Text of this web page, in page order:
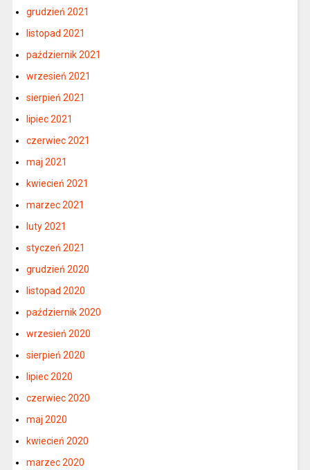
grudzień 2021
listopad 2021
październik 2021
wrzesień 2021
sierpień 2021
lipiec 2021
czerwiec 2021
maj 2021
kwiecień 2021
marzec 2021
luty 2021
styczeń 2021
grudzień 2020
listopad 2020
październik 2020
wrzesień 2020
sierpień 2020
lipiec 2020
czerwiec 2020
maj 2020
kwiecień 2020
marzec 2020